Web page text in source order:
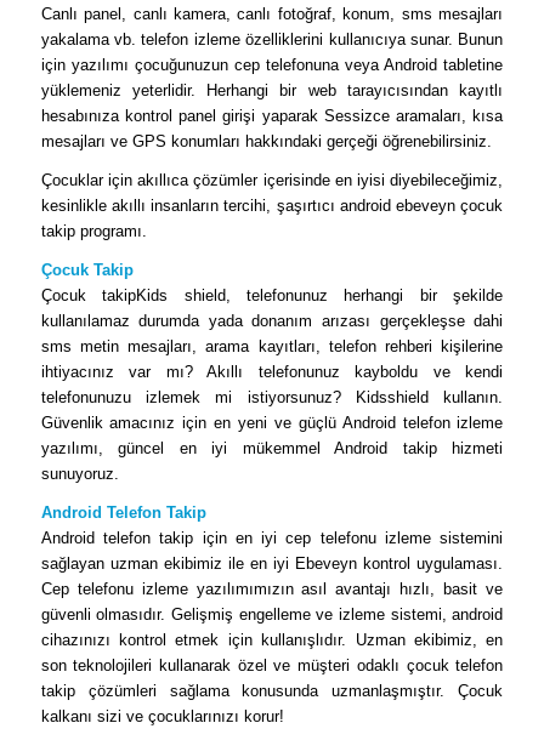
Canlı panel, canlı kamera, canlı fotoğraf, konum, sms mesajları
yakalama vb. telefon izleme özelliklerini kullanıcıya sunar. Bunun
için yazılımı çocuğunuzun cep telefonuna veya Android tabletine
yüklemeniz yeterlidir. Herhangi bir web tarayıcısından kayıtlı
hesabınıza kontrol panel girişi yaparak Sessizce aramaları, kısa
mesajları ve GPS konumları hakkındaki gerçeği öğrenebilirsiniz.
Çocuklar için akıllıca çözümler içerisinde en iyisi diyebileceğimiz,
kesinlikle akıllı insanların tercihi, şaşırtıcı android ebeveyn çocuk
takip programı.
Çocuk Takip
Çocuk takipKids shield, telefonunuz herhangi bir şekilde
kullanılamaz durumda yada donanım arızası gerçekleşse dahi
sms metin mesajları, arama kayıtları, telefon rehberi kişilerine
ihtiyacınız var mı? Akıllı telefonunuz kayboldu ve kendi
telefonunuzu izlemek mi istiyorsunuz? Kidsshield kullanın.
Güvenlik amacınız için en yeni ve güçlü Android telefon izleme
yazılımı, güncel en iyi mükemmel Android takip hizmeti
sunuyoruz.
Android Telefon Takip
Android telefon takip için en iyi cep telefonu izleme sistemini
sağlayan uzman ekibimiz ile en iyi Ebeveyn kontrol uygulaması.
Cep telefonu izleme yazılımımızın asıl avantajı hızlı, basit ve
güvenli olmasıdır. Gelişmiş engelleme ve izleme sistemi, android
cihazınızı kontrol etmek için kullanışlıdır. Uzman ekibimiz, en
son teknolojileri kullanarak özel ve müşteri odaklı çocuk telefon
takip çözümleri sağlama konusunda uzmanlaşmıştır. Çocuk
kalkanı sizi ve çocuklarınızı korur!